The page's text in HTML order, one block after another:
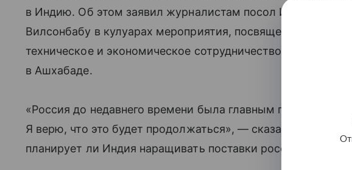
в Индию. Об этом заявил журналистам посол Индии в
Вилсонбабу в кулуарах мероприятия, посвященного
техническое и экономическое сотрудничество), которое
в Ашхабаде.
«Россия до недавнего времени была главным поставщиком
Я верю, что это будет продолжаться», — сказал он,
планирует ли Индия наращивать поставки российской